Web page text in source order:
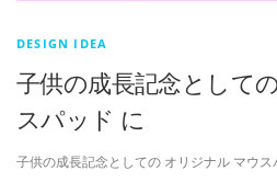
DESIGN IDEA
子供の成長記念として
スパッド に
子供の成長記念としての オリジナル マウ